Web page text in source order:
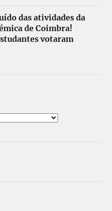
das atividades da
de Coimbra!
votaram